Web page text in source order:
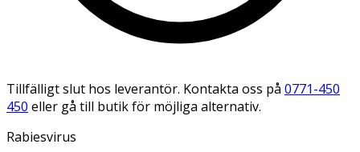
Tillfälligt slut hos leverantör. Kontakta oss på 0771-450
450 eller gå till butik för möjliga alternativ.
Rabiesvirus